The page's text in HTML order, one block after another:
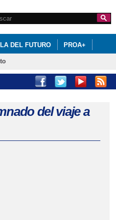
de
this site
DEL FUTURO PROA+
del viaje a